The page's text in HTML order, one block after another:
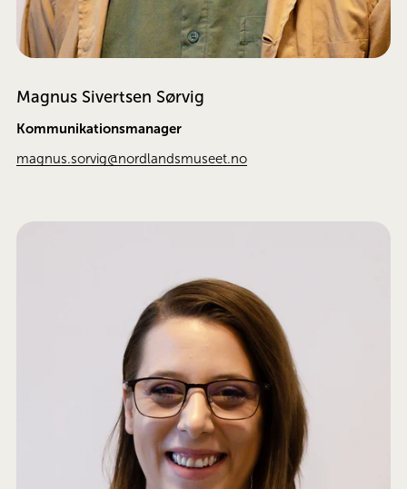
Magnus Sivertsen Sørvig
Kommunikationsmanager
magnus.sorvig@nordlandsmuseet.no